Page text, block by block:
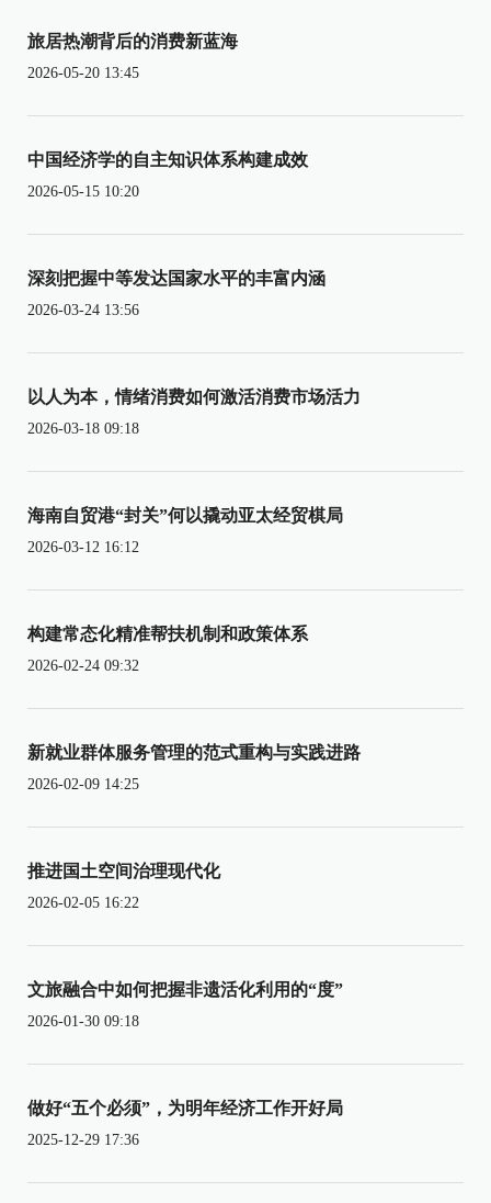
旅居热潮背后的消费新蓝海
2026-05-20 13:45
中国经济学的自主知识体系构建成效
2026-05-15 10:20
深刻把握中等发达国家水平的丰富内涵
2026-03-24 13:56
以人为本，情绪消费如何激活消费市场活力
2026-03-18 09:18
海南自贸港“封关”何以撬动亚太经贸棋局
2026-03-12 16:12
构建常态化精准帮扶机制和政策体系
2026-02-24 09:32
新就业群体服务管理的范式重构与实践进路
2026-02-09 14:25
推进国土空间治理现代化
2026-02-05 16:22
文旅融合中如何把握非遗活化利用的“度”
2026-01-30 09:18
做好“五个必须”，为明年经济工作开好局
2025-12-29 17:36